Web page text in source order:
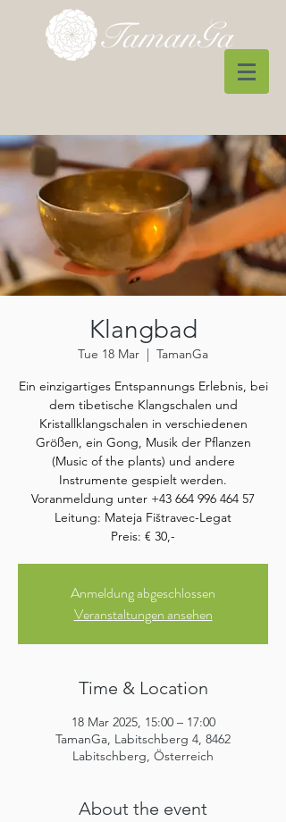
Klangbad
Tue 18 Mar
  |
TamanGa
Ein einzigartiges Entspannungs Erlebnis, bei
dem tibetische Klangschalen und
Kristallklangschalen in verschiedenen
Größen, ein Gong, Musik der Pflanzen
(Music of the plants) und andere
Instrumente gespielt werden.
Voranmeldung unter +43 664 996 464 57
Leitung: Mateja Fištravec-Legat
Preis: € 30,-
Anmeldung abgeschlossen
Veranstaltungen ansehen
Time & Location
18 Mar 2025, 15:00 – 17:00
TamanGa, Labitschberg 4, 8462
Labitschberg, Österreich
About the event